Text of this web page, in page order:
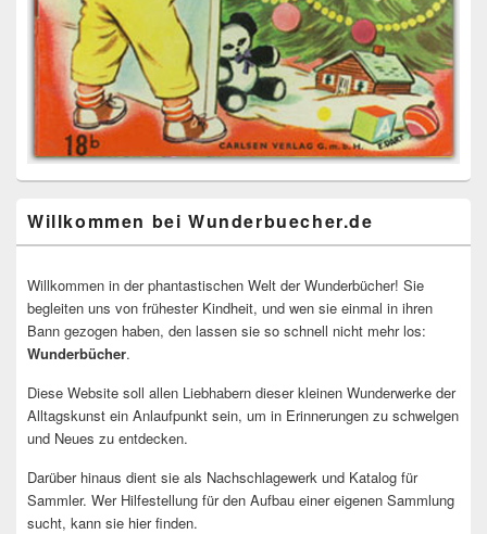
Willkommen bei Wunderbuecher.de
Willkommen in der phantastischen Welt der Wunderbücher! Sie
begleiten uns von frühester Kindheit, und wen sie einmal in ihren
Bann gezogen haben, den lassen sie so schnell nicht mehr los:
Wunderbücher.
Diese Website soll allen Liebhabern dieser kleinen Wunderwerke der
Alltagskunst ein Anlaufpunkt sein, um in Erinnerungen zu schwelgen
und Neues zu entdecken.
Darüber hinaus dient sie als Nachschlagewerk und Katalog für
Sammler. Wer Hilfestellung für den Aufbau einer eigenen Sammlung
sucht, kann sie hier finden.